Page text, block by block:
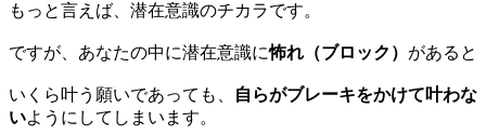
もっと言えば、潜在意識のチカラです。
ですが、あなたの中に潜在意識に怖れ（ブロック） があると
いくら叶う願いであっても、
自らがブレーキをかけて叶わな
いようにしてしまいます。